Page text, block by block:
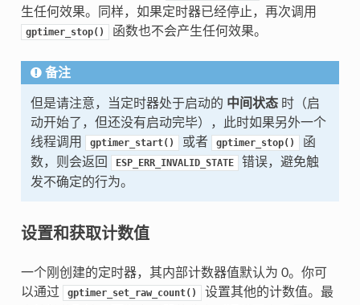
生任何效果。同样，如果定时器已经停止，再次调用
gptimer_stop() 函数也不会产生任何效果。
备注
但是请注意，当定时器处于启动的 中间状态时（启
动开始了，但还没有启动完毕），此时如果另外一个
线程调用
gptimer_start() 或者 gptimer_stop()
函
数，则会返回
ESP_ERR_INVALID_STATE
错误，避免触
发不确定的行为。
设置和获取计数值
一个刚创建的定时器，其内部计数器值默认为 0。你可
以通过
gptimer_set_raw_count()
设置其他的计数值。最